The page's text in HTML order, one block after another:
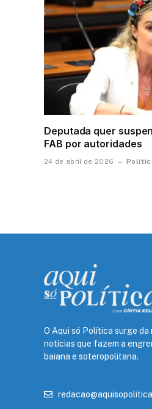
Deputada quer
FAB por autoridades
24 de abril de 2026
O Aqui só Política surge da
notícias que fazem a
baiana e soteropolitana.